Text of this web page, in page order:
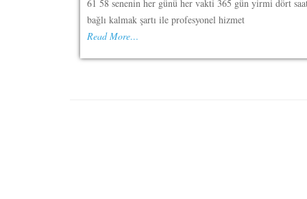
61 58 senenin her günü her vakti 365 gün yirmi dört saat
bağlı kalmak şartı ile profesyonel hizmet
Read More…